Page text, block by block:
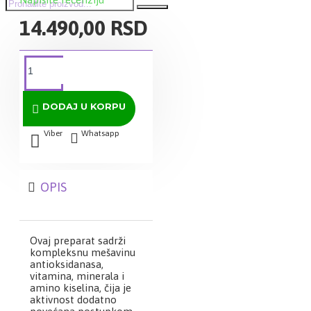
14.490,00 RSD
DODAJ U KORPU
Viber Whatsapp
OPIS
Ovaj preparat sadrži
kompleksnu mešavinu
antioksidanasa,
vitamina, minerala i
amino kiselina, čija je
aktivnost dodatno